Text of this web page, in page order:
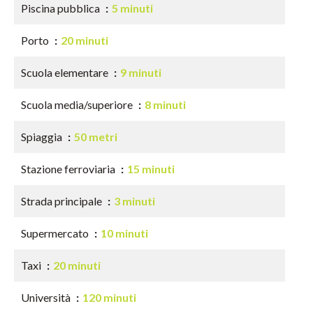
Piscina pubblica 5 minuti
Porto 20 minuti
Scuola elementare 9 minuti
Scuola media/superiore 8 minuti
Spiaggia 50 metri
Stazione ferroviaria 15 minuti
Strada principale 3 minuti
Supermercato 10 minuti
Taxi 20 minuti
Università 120 minuti